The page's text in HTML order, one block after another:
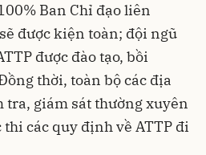
Ban Chỉ đạo liên
được kiện toàn; đội ngũ
được đào tạo, bồi
thời, toàn bộ các địa
tra, giám sát thường xuyên
các quy định về ATTP đi